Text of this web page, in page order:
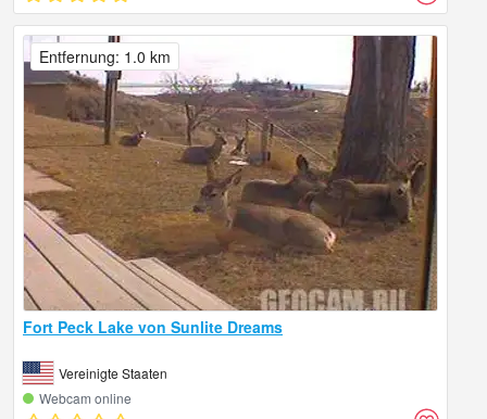
Fort Peck Lake von Sunlite Dreams
Vereinigte Staaten
Webcam online
Entfernung: 1.0 km